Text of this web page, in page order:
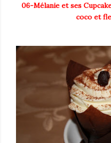
06-Mélanie et ses
coco et